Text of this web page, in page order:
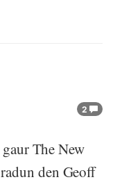
2
The New
den Geoff